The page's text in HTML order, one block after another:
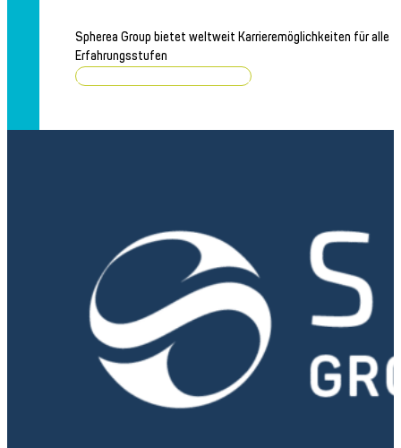
Spherea Group bietet weltweit Karrieremöglichkeiten für alle
Erfahrungsstufen
Stellenangebote durchsuchen